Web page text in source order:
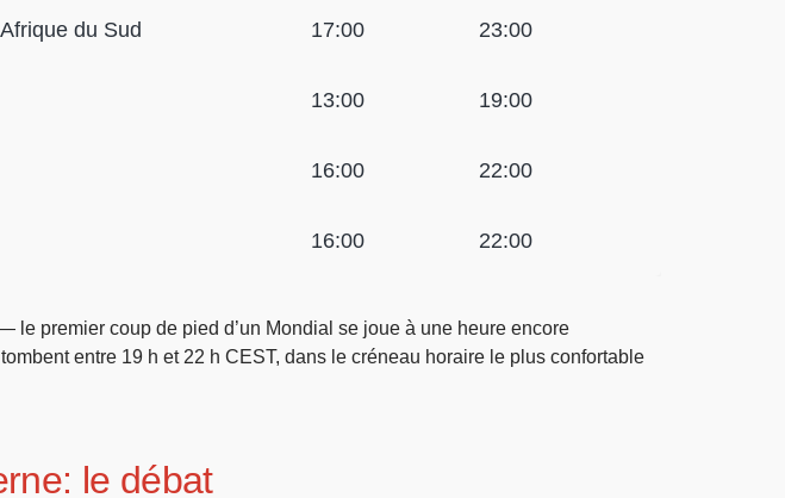
du Sud 17:00 23:00
13:00 19:00
16:00 22:00
16:00 22:00
le premier coup de pied d’un Mondial se joue à une heure encore
entre 19 h et 22 h CEST, dans le créneau horaire le plus confortable
le débat